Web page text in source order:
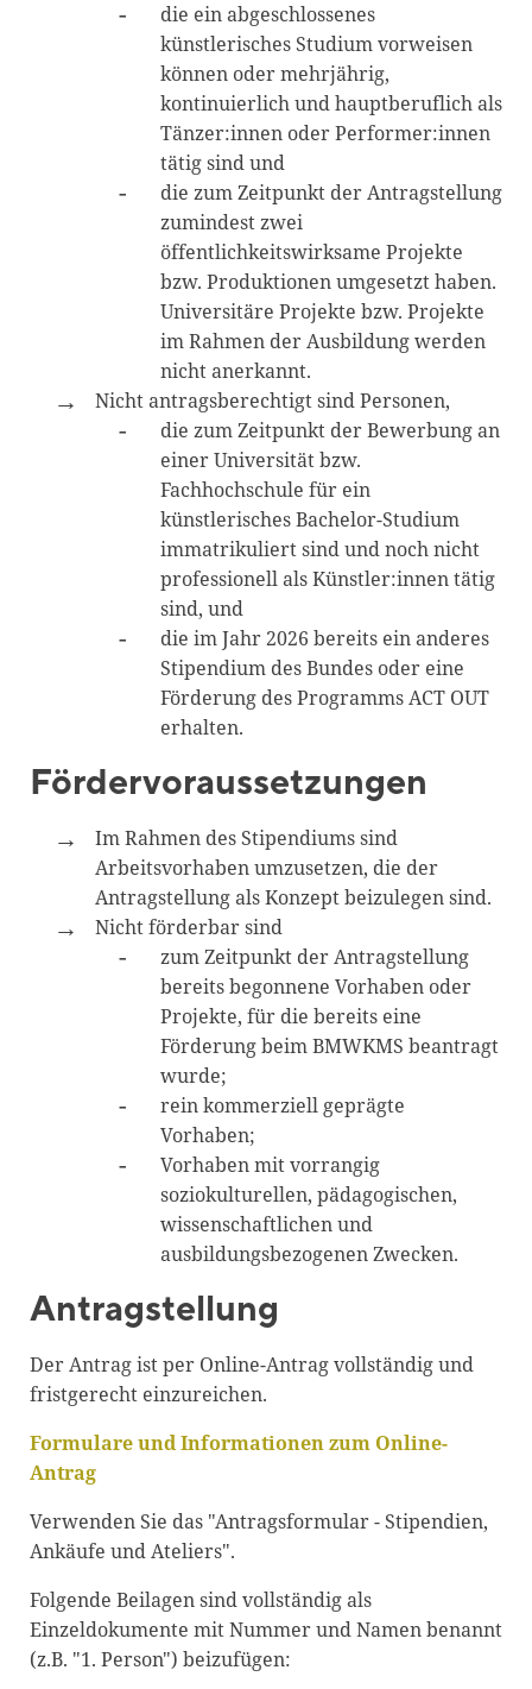
die ein abgeschlossenes
künstlerisches Studium vorweisen
können oder mehrjährig,
kontinuierlich und hauptberuflich als
Tänzer:innen oder Performer:innen
tätig sind und
die zum Zeitpunkt der Antragstellung
zumindest zwei
öffentlichkeitswirksame Projekte
bzw. Produktionen umgesetzt haben.
Universitäre Projekte bzw. Projekte
im Rahmen der Ausbildung werden
nicht anerkannt.
Nicht antragsberechtigt sind Personen,
die zum Zeitpunkt der Bewerbung an
einer Universität bzw.
Fachhochschule für ein
künstlerisches Bachelor-Studium
immatrikuliert sind und noch nicht
professionell als Künstler:innen tätig
sind, und
die im Jahr 2026 bereits ein anderes
Stipendium des Bundes oder eine
Förderung des Programms ACT OUT
erhalten.
Fördervoraussetzungen
Im Rahmen des Stipendiums sind
Arbeitsvorhaben umzusetzen, die der
Antragstellung als Konzept beizulegen sind.
Nicht förderbar sind
zum Zeitpunkt der Antragstellung
bereits begonnene Vorhaben oder
Projekte, für die bereits eine
Förderung beim BMWKMS beantragt
wurde;
rein kommerziell geprägte
Vorhaben;
Vorhaben mit vorrangig
soziokulturellen, pädagogischen,
wissenschaftlichen und
ausbildungsbezogenen Zwecken.
Antragstellung
Der Antrag ist per Online-Antrag vollständig und
fristgerecht einzureichen.
Formulare und Informationen zum Online-
Antrag
Verwenden Sie das "Antragsformular - Stipendien,
Ankäufe und Ateliers".
Folgende Beilagen sind vollständig als
Einzeldokumente mit Nummer und Namen benannt
(z.B. "1. Person") beizufügen: